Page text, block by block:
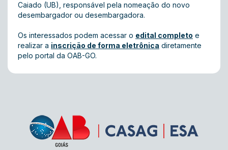
Caiado (UB), responsável pela nomeação do novo
desembargador ou desembargadora.
Os interessados podem acessar o edital completo e
realizar a inscrição de forma eletrônica diretamente
pelo portal da OAB-GO.